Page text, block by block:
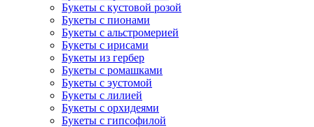
Букеты с кустовой розой
Букеты с пионами
Букеты с альстромерией
Букеты с ирисами
Букеты из гербер
Букеты с ромашками
Букеты с эустомой
Букеты с лилией
Букеты с орхидеями
Букеты с гипсофилой